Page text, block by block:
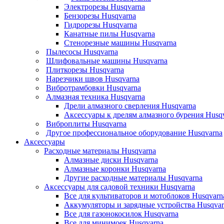
Электрорезы Husqvarna
Бензорезы Husqvarna
Гидрорезы Husqvarna
Канатные пилы Husqvarna
Стенорезные машины Husqvarna
Пылесосы Husqvarna
Шлифовальные машины Husqvarna
Плиткорезы Husqvarna
Нарезчики швов Husqvarna
Вибротрамбовки Husqvarna
Алмазная техника Husqvarna
Дрели алмазного сверления Husqvarna
Аксессуары к дрелям алмазного бурения
Виброплиты Husqvarna
Другое профессиональное оборудование Husqvarna
Аксессуары
Расходные материалы Husqvarna
Алмазные диски Husqvarna
Алмазные коронки Husqvarna
Другие расходные материалы Husqvarna
Аксессуары для садовой техники Husqvarna
Все для культиваторов и мотоблоков
Аккумуляторы и зарядные устройства
Все для газонокосилок Husqvarna